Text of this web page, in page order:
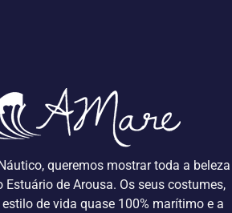
queremos mostrar toda a beleza
Estuário de Arousa. Os seus costumes,
de vida quase 100% marítimo e a